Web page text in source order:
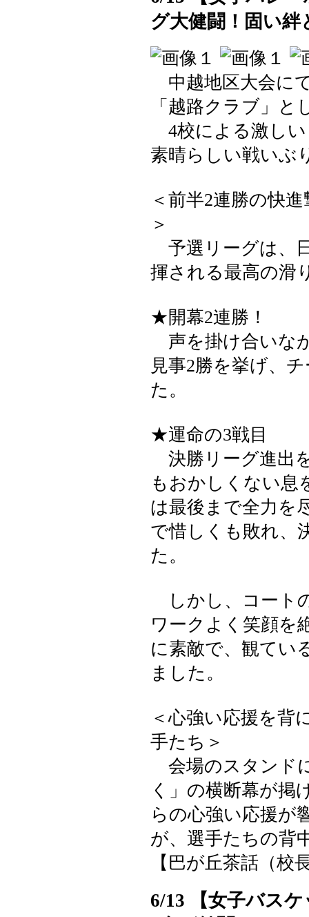
グ大健闘！固い
中越地区大会に
「越路クラブ」
4校による激しい
素晴らしい戦いぶ
＜前半2連勝の快
＞
予選リーグは、
揮される最高の滑
★開幕2連勝！
声を掛け合いな
見事2勝を挙げ、
た。
★運命の3戦目
決勝リーグ進出
もおかしくない息
は最後まで全力を
で惜しくも敗れ、
た。
しかし、コート
ワークよく笑顔を
に素敵で、観てい
ました。
＜心強い応援を背
手たち＞
会場のスタンド
く」の横断幕が掲
らの心強い応援が
が、選手たちの背
【巴が丘茶話（校
6/13 【女子バス